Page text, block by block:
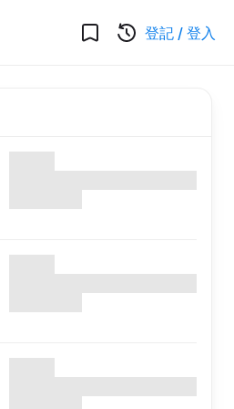
登記 / 登入